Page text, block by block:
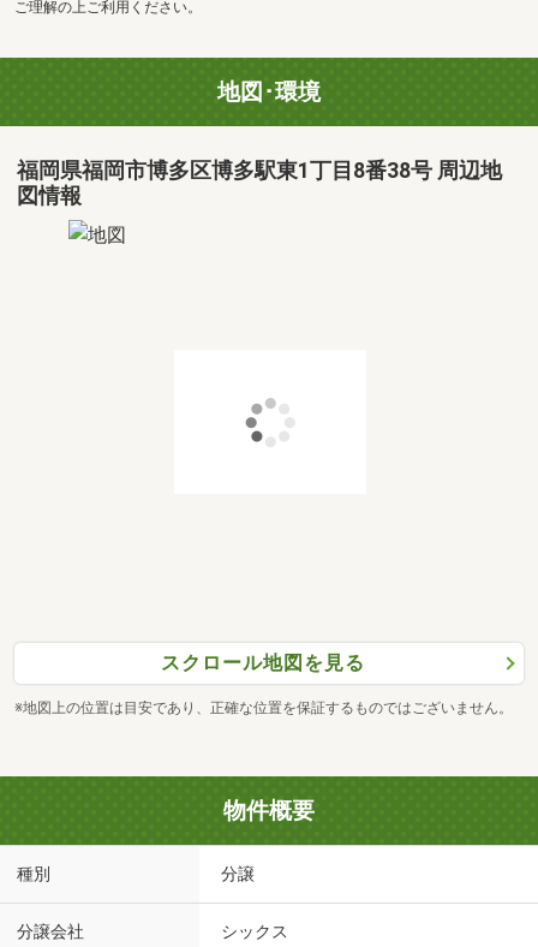
ご理解の上ご利用ください。
地図･環境
福岡県福岡市博多区博多駅東1丁目8番38号 周辺地
図情報
スクロール地図を見る
※地図上の位置は目安であり、正確な位置を保証するものではございません。
物件概要
種別 分譲
分譲会社 シックス